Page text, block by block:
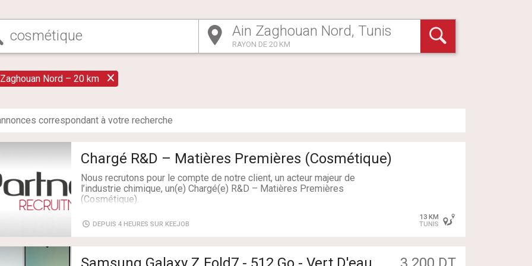
RAYON DE 20 KM
Nord – 20 km
s correspondant à votre recherche
Chargé R&D – Matières Premières (Cosmétique)
Nous recrutons pour le compte de notre client, un acteur majeur de
l’industrie chimique, un(e) Chargé(e) R&D – Matières Premières
(Cosmétique).
Au sein de l’équipe Recherche & Développement, vous contribuerez à
l’innovation et à l’amélioration continue des formulations cosmétiques à
l’entreprise.
DEPUIS 4 HEURES SUR KEEJOB
13 KM
TUNIS